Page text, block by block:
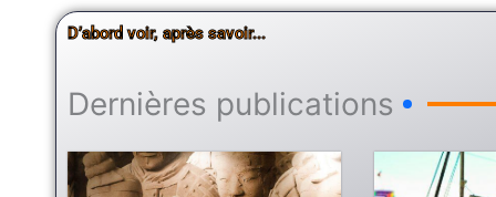
D’abord voir, après savoir...
Dernières publications